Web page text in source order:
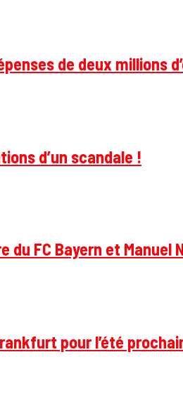
de deux millions
d’un scandale !
du FC Bayern et Manuel
pour l’été